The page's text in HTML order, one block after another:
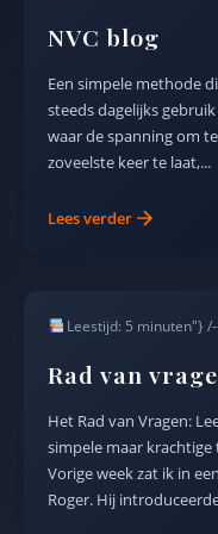
NVC blog
Een simpele methode
steeds dagelijks
waar de spanning om
zoveelste keer te laat,...
Lees verder
Leestijd: 5 minuten"}
Rad van
Het Rad van Vragen:
simpele maar
Vorige week zat ik in
Roger. Hij